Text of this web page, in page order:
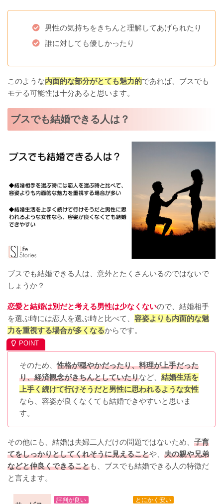
男性の気持ちをきちんと理解してあげられたり
誰に対しても優しかったり
このような内面的な部分がとても魅力的であれば、ブスでも
モテる可能性は十分あると思います。
ブスでも結婚できる人は？
ブスでも結婚できる人は、意外とたくさんいるのではないで
しょうか？
恋愛と結婚は別だと考える男性は少なくないので、結婚相手
を選ぶ時には恋人を選ぶ時と比べて、 容姿よりも内面的な魅
力を重視する場合が多くなるからです。
そのため、性格が穏やかだったり、料理が上手だった
り、経済観念がきちんとしていたりなど、 結婚生活を
上手く続けて行けそうだと男性に思われるような女性
なら、容姿が良くなくても結婚できやすいと思いま
す。
その他にも、結婚は夫婦二人だけの問題ではないため、 子育
てをしっかりとしてくれそうに見えることや、 夫の親や兄弟
などと仲良くできることも、ブスでも結婚できる人の特徴だ
と言えます。
評判が良い
とにかく安い